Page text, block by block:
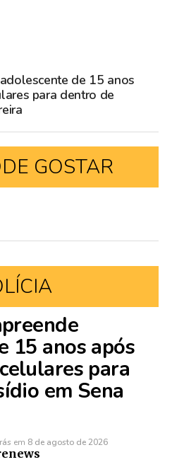
de 15 anos
para dentro de
GOSTAR
15 anos após
para
em Sena
em 8 de agosto de 2026